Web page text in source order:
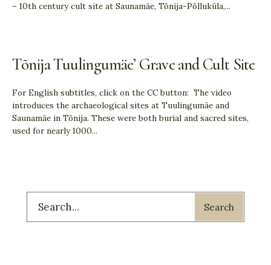
– 10th century cult site at Saunamäe, Tõnija-Põlluküla,...
Tõnija Tuulingumäe’ Grave and Cult Site
For English subtitles, click on the CC button: The video
introduces the archaeological sites at Tuulingumäe and
Saunamäe in Tõnija. These were both burial and sacred sites,
used for nearly 1000...
Search